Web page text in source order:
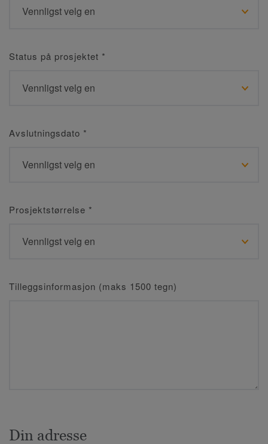
Status på prosjektet *
Avslutningsdato *
Prosjektstørrelse *
Tilleggsinformasjon (maks 1500 tegn)
Din adresse